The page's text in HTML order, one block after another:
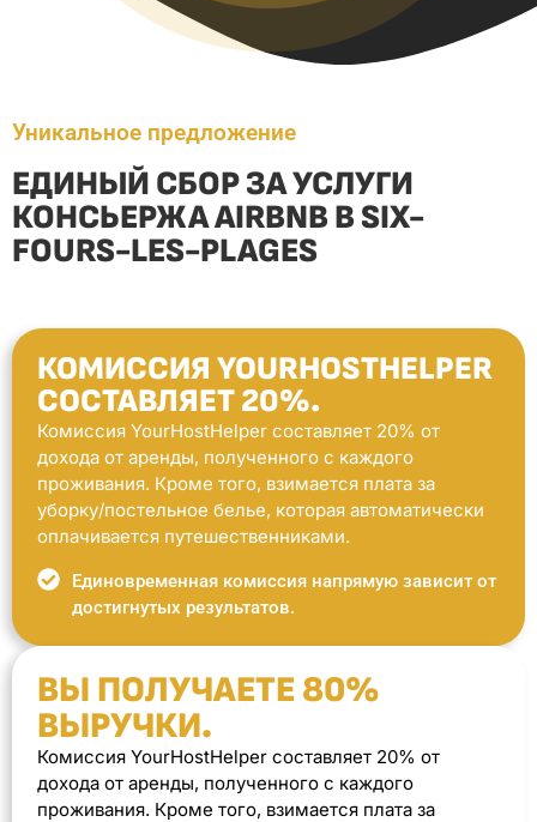
Уникальное предложение
ЕДИНЫЙ СБОР ЗА УСЛУГИ
КОНСЬЕРЖА AIRBNB В SIX-
FOURS-LES-PLAGES
КОМИССИЯ YOURHOSTHELPER
СОСТАВЛЯЕТ 20%.
Комиссия YourHostHelper составляет 20% от
дохода от аренды, полученного с каждого
проживания. Кроме того, взимается плата за
уборку/постельное белье, которая автоматически
оплачивается путешественниками.
Единовременная комиссия напрямую зависит от
достигнутых результатов.
ВЫ ПОЛУЧАЕТЕ 80%
ВЫРУЧКИ.
Комиссия YourHostHelper составляет 20% от
дохода от аренды, полученного с каждого
проживания. Кроме того, взимается плата за